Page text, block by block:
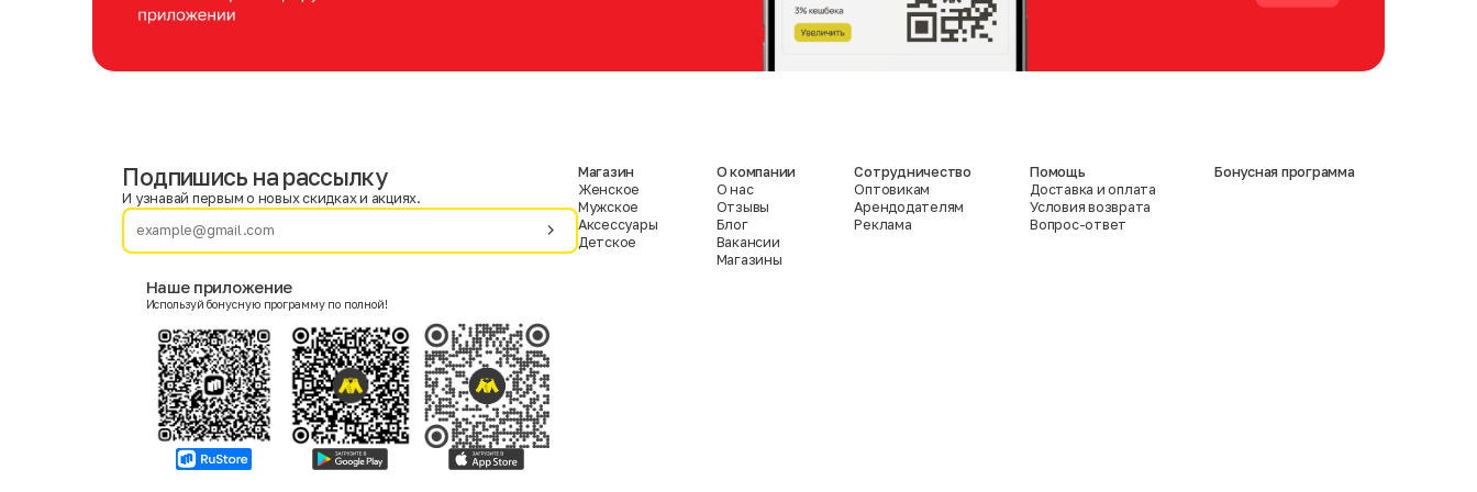
Фамилия
Женский
Согласие на получение чеков по электронной почте
Подпишись на рассылку
И узнавай первым о новых скидках и акциях.
Наше приложение
Используй бонусную программу по полной!
Магазин
Женское
Мужское
Аксессуары
Детское
О компании
О нас
Отзывы
Блог
Вакансии
Магазины
Сотрудничество
Оптовикам
Арендодателям
Реклама
Помощь
Доставка и оплата
Условия возврата
Вопрос-ответ
Бонусная программа